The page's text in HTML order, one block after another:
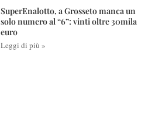
SuperEnalotto, a Grosseto manca un
solo numero al “6”: vinti oltre 30mila
euro
Leggi di più »